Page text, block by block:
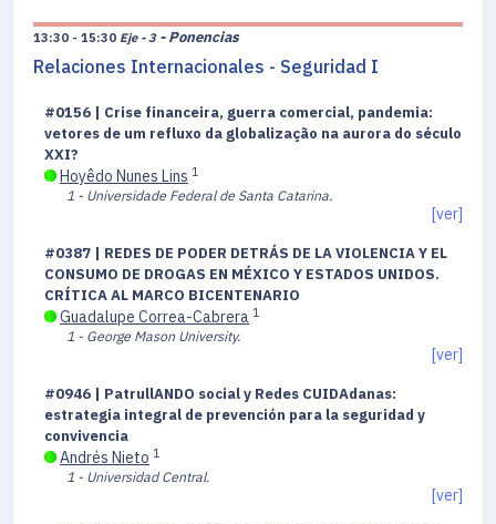
13:30 - 15:30 Eje - 3 - Ponencias
Relaciones Internacionales - Seguridad I
#0156 | Crise financeira, guerra comercial, pandemia:
vetores de um refluxo da globalização na aurora do século
XXI?
Hoyêdo Nunes Lins 1
1 - Universidade Federal de Santa Catarina.
[ver]
#0387 | REDES DE PODER DETRÁS DE LA VIOLENCIA Y EL
CONSUMO DE DROGAS EN MÉXICO Y ESTADOS UNIDOS.
CRÍTICA AL MARCO BICENTENARIO
Guadalupe Correa-Cabrera 1
1 - George Mason University.
[ver]
#0946 | PatrullANDO social y Redes CUIDAdanas:
estrategia integral de prevención para la seguridad y
convivencia
Andrés Nieto 1
1 - Universidad Central.
[ver]